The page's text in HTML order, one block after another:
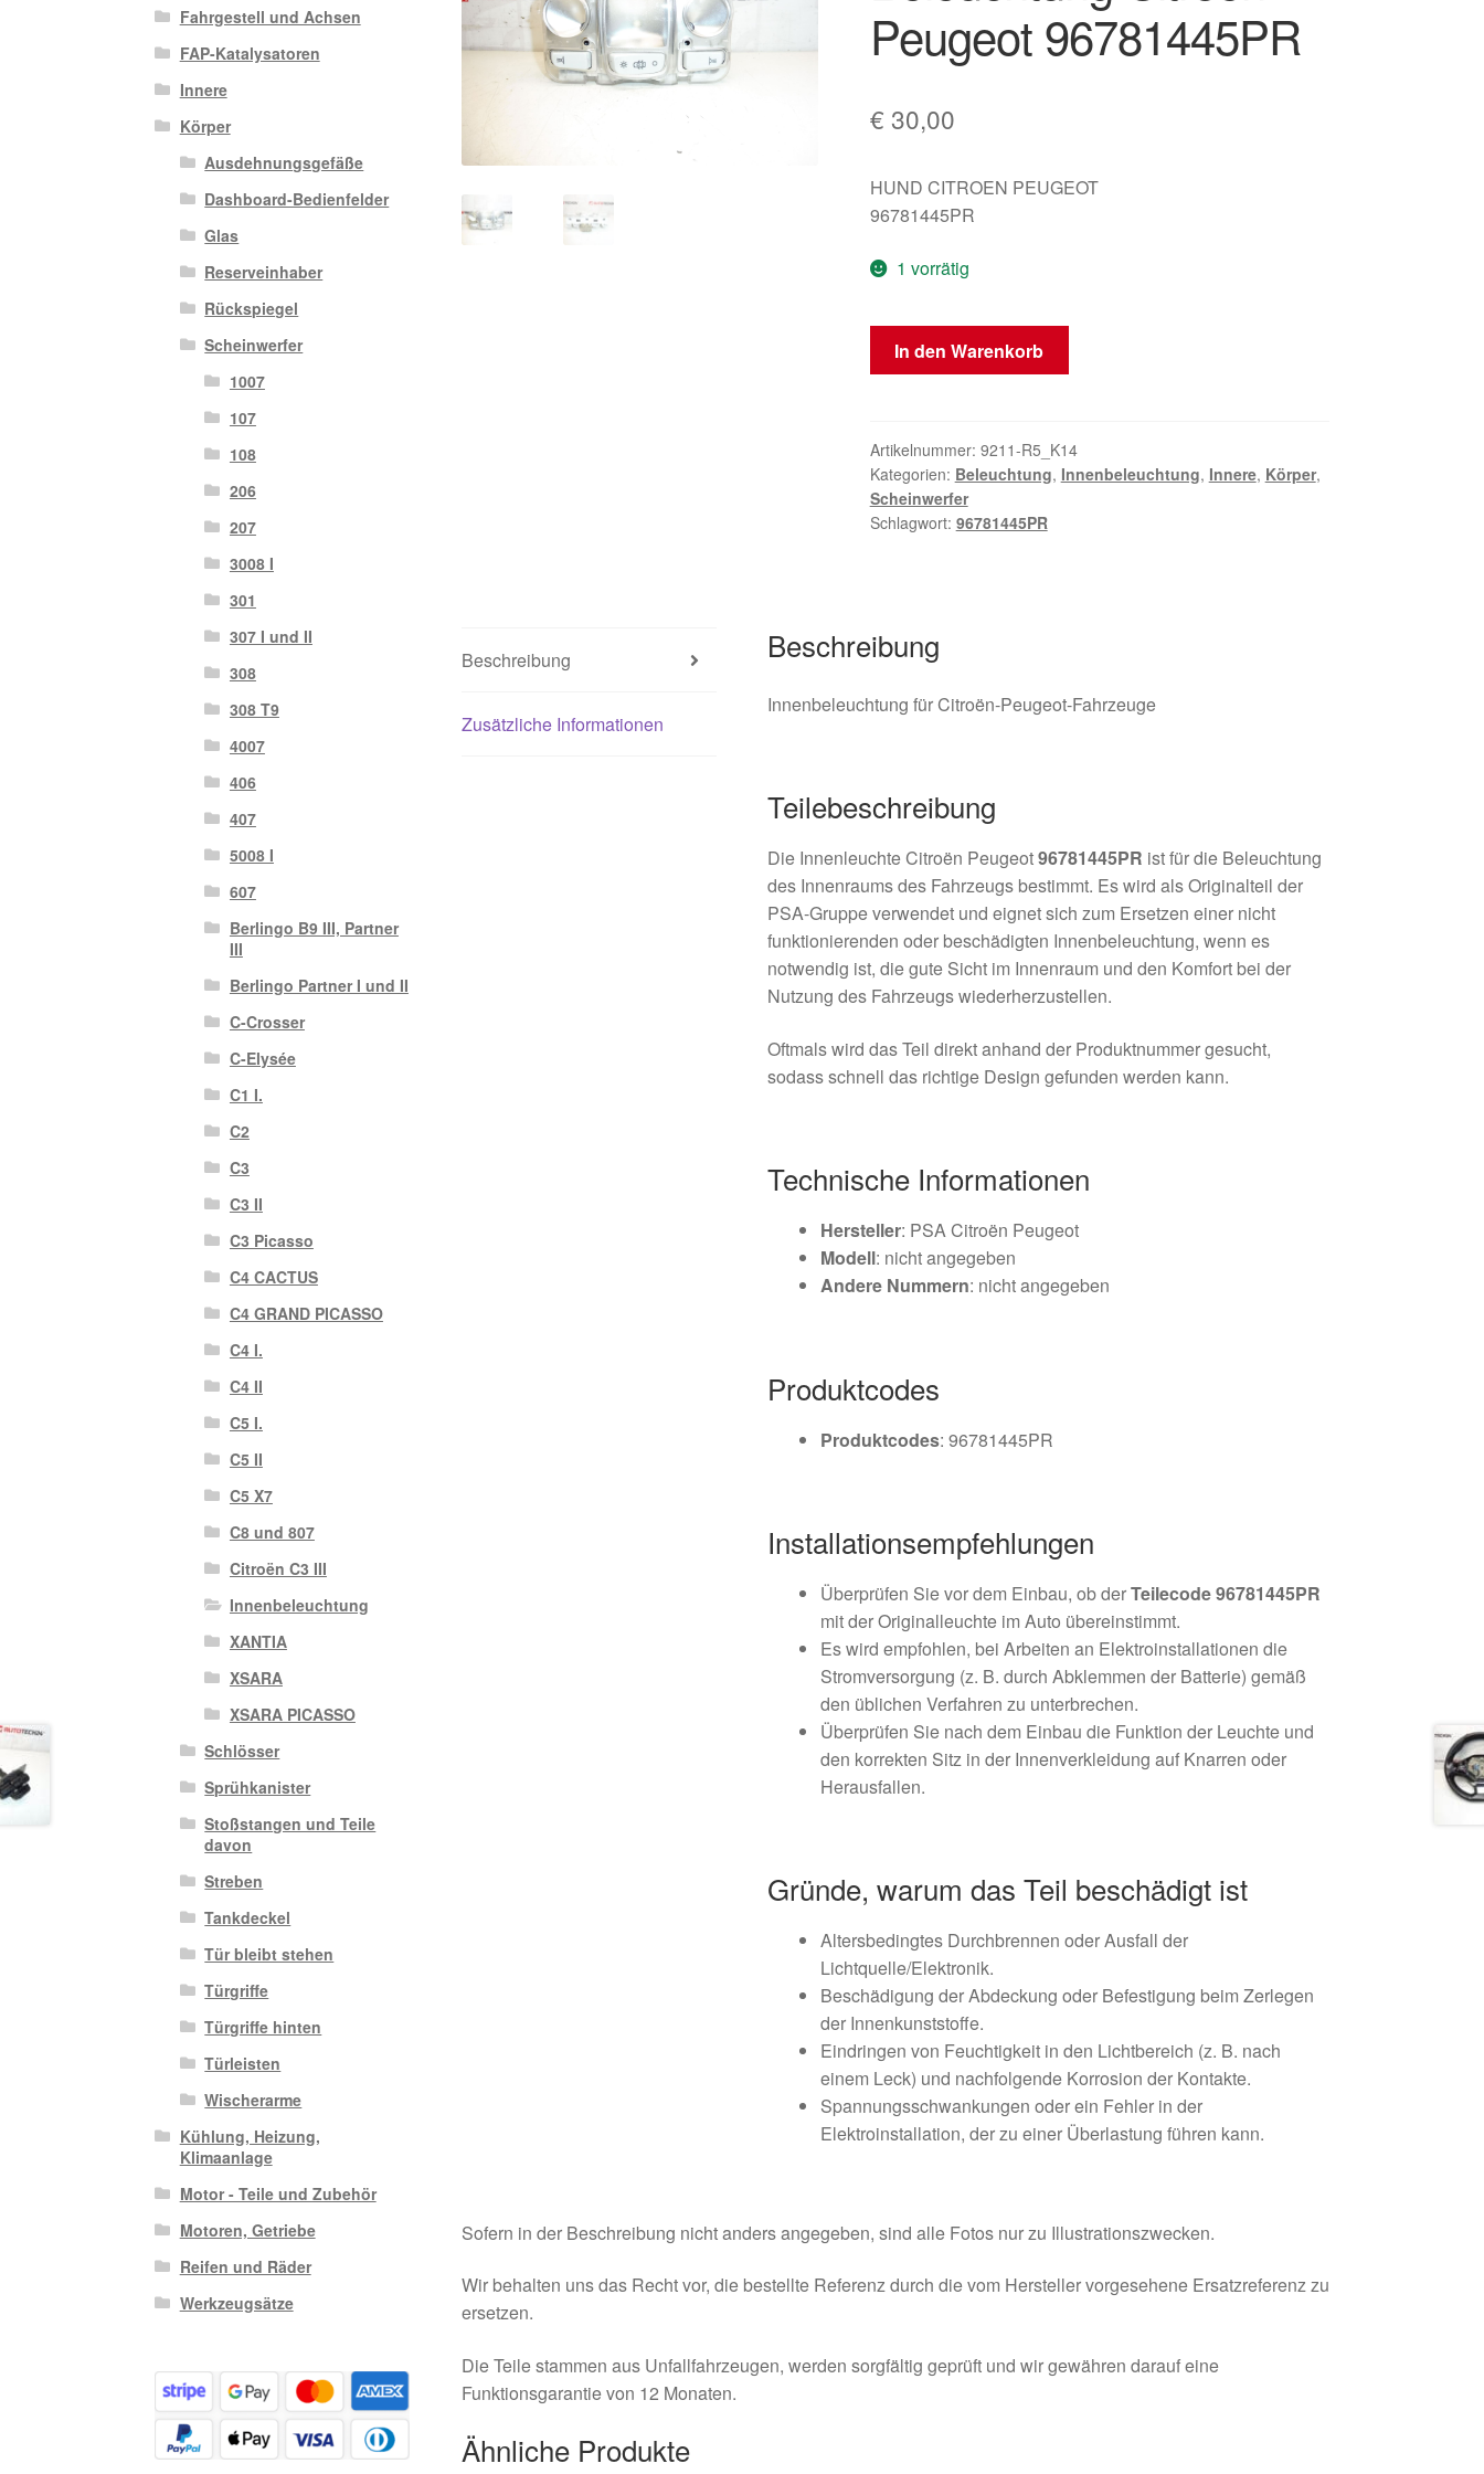
Peugeot 96781445PR
€ 30,00
HUND CITROEN PEUGEOT
96781445PR
1 vorrätig
Innenbeleuchtung
Beleuchtung
96781445PR
Menge
In den Warenkorb
Artikelnummer: 9211-R5_K14
Kategorien: Beleuchtung, Innenbeleuchtung, Innere, Körper,
Scheinwerfer
Schlagwort: 96781445PR
Beschreibung
Zusätzliche Informationen
Beschreibung
Innenbeleuchtung für Citroën-Peugeot-Fahrzeuge
Teilebeschreibung
Die Innenleuchte Citroën Peugeot96781445PR ist für die Beleuchtung
des Innenraums des Fahrzeugs bestimmt. Es wird als Originalteil der
PSA-Gruppe verwendet und eignet sich zum Ersetzen einer nicht
funktionierenden oder beschädigten Innenbeleuchtung, wenn es
notwendig ist, die gute Sicht im Innenraum und den Komfort bei der
Nutzung des Fahrzeugs wiederherzustellen.
Oftmals wird das Teil direkt anhand der Produktnummer gesucht,
sodass schnell das richtige Design gefunden werden kann.
Technische Informationen
Hersteller: PSA Citroën Peugeot
Modell: nicht angegeben
Andere Nummern: nicht angegeben
Produktcodes
Produktcodes: 96781445PR
Installationsempfehlungen
Überprüfen Sie vor dem Einbau, ob derTeilecode 96781445PR
mit der Originalleuchte im Auto übereinstimmt.
Es wird empfohlen, bei Arbeiten an Elektroinstallationen die
Stromversorgung (z. B. durch Abklemmen der Batterie) gemäß
den üblichen Verfahren zu unterbrechen.
Überprüfen Sie nach dem Einbau die Funktion der Leuchte und
den korrekten Sitz in der Innenverkleidung auf Knarren oder
Herausfallen.
Gründe, warum das Teil beschädigt ist
Altersbedingtes Durchbrennen oder Ausfall der
Lichtquelle/Elektronik.
Beschädigung der Abdeckung oder Befestigung beim Zerlegen
der Innenkunststoffe.
Eindringen von Feuchtigkeit in den Lichtbereich (z. B. nach
einem Leck) und nachfolgende Korrosion der Kontakte.
Spannungsschwankungen oder ein Fehler in der
Elektroinstallation, der zu einer Überlastung führen kann.
Sofern in der Beschreibung nicht anders angegeben, sind alle Fotos nur zu Illustrationszwecken.
Wir behalten uns das Recht vor, die bestellte Referenz durch die vom Hersteller vorgesehene Ersatzreferenz zu
ersetzen.
Die Teile stammen aus Unfallfahrzeugen, werden sorgfältig geprüft und wir gewähren darauf eine
Funktionsgarantie von 12 Monaten.
Ähnliche Produkte
Fahrgestell und Achsen
FAP-Katalysatoren
Innere
Körper
Ausdehnungsgefäße
Dashboard-Bedienfelder
Glas
Reserveinhaber
Rückspiegel
Scheinwerfer
1007
107
108
206
207
3008 I
301
307 I und II
308
308 T9
4007
406
407
5008 I
607
Berlingo B9 III, Partner
III
Berlingo Partner I und II
C-Crosser
C-Elysée
C1 I.
C2
C3
C3 II
C3 Picasso
C4 CACTUS
C4 GRAND PICASSO
C4 I.
C4 II
C5 I.
C5 II
C5 X7
C8 und 807
Citroën C3 III
Innenbeleuchtung
XANTIA
XSARA
XSARA PICASSO
Schlösser
Sprühkanister
Stoßstangen und Teile
davon
Streben
Tankdeckel
Tür bleibt stehen
Türgriffe
Türgriffe hinten
Türleisten
Wischerarme
Kühlung, Heizung,
Klimaanlage
Motor - Teile und Zubehör
Motoren, Getriebe
Reifen und Räder
Werkzeugsätze